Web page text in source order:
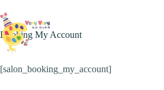
al
contenido
Booking My Account
[salon_booking_my_account]